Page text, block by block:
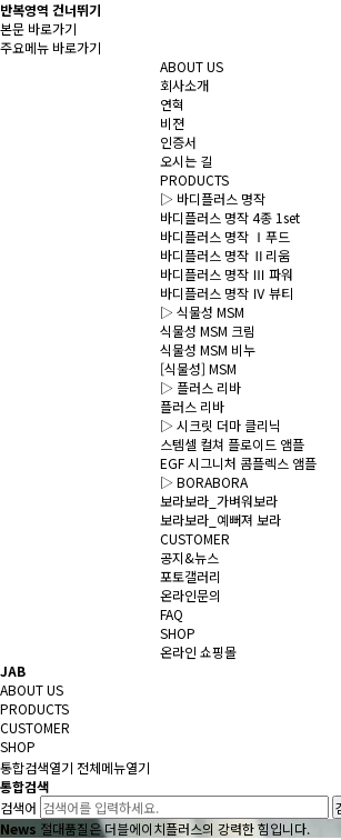
반복영역 건너뛰기
본문 바로가기
주요메뉴 바로가기
ABOUT US
회사소개
연혁
비젼
인증서
오시는 길
PRODUCTS
▷ 바디플러스 명작
바디플러스 명작 4종 1set
바디플러스 명작 Ⅰ푸드
바디플러스 명작 Ⅱ리움
바디플러스 명작 Ⅲ 파워
바디플러스 명작 Ⅳ 뷰티
▷ 식물성 MSM
식물성 MSM 크림
식물성 MSM 비누
[식물성] MSM
▷ 플러스 리바
플러스 리바
▷ 시크릿 더마 클리닉
스템셀 컬쳐 플로이드 앰플
EGF 시그니처 콤플렉스 앰플
▷ BORABORA
보라보라_가벼워보라
보라보라_예뻐져 보라
CUSTOMER
공지&뉴스
포토갤러리
온라인문의
FAQ
SHOP
온라인 쇼핑몰
JAB
ABOUT US
PRODUCTS
CUSTOMER
SHOP
통합검색열기 전체메뉴열기
통합검색
검색어
News 절대품질은 더블에이치플러스의 강력한 힘입니다.